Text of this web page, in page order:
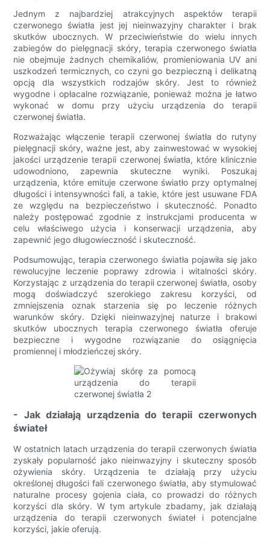
Jednym z najbardziej atrakcyjnych aspektów terapii
czerwonego światła jest jej nieinwazyjny charakter i brak
skutków ubocznych. W przeciwieństwie do wielu innych
zabiegów do pielęgnacji skóry, terapia czerwonego światła
nie obejmuje żadnych chemikaliów, promieniowania UV ani
uszkodzeń termicznych, co czyni go bezpieczną i delikatną
opcją dla wszystkich rodzajów skóry. Jest to również
wygodne i opłacalne rozwiązanie, ponieważ można je łatwo
wykonać w domu przy użyciu urządzenia do terapii
czerwonej światła.
Rozważając włączenie terapii czerwonej światła do rutyny
pielęgnacji skóry, ważne jest, aby zainwestować w wysokiej
jakości urządzenie terapii czerwonej światła, które klinicznie
udowodniono, zapewnia skuteczne wyniki. Poszukaj
urządzenia, które emituje czerwone światło przy optymalnej
długości i intensywności fali, a takie, które jest usuwane FDA
ze względu na bezpieczeństwo i skuteczność. Ponadto
należy postępować zgodnie z instrukcjami producenta w
celu właściwego użycia i konserwacji urządzenia, aby
zapewnić jego długowieczność i skuteczność.
Podsumowując, terapia czerwonego światła pojawiła się jako
rewolucyjne leczenie poprawy zdrowia i witalności skóry.
Korzystając z urządzenia do terapii czerwonej światła, osoby
mogą doświadczyć szerokiego zakresu korzyści, od
zmniejszenia oznak starzenia się po leczenie różnych
warunków skóry. Dzięki nieinwazyjnej naturze i brakowi
skutków ubocznych terapia czerwonego światła oferuje
bezpieczne i wygodne rozwiązanie do osiągnięcia
promiennej i młodzieńczej skóry.
- Jak działają urządzenia do terapii czerwonych
świateł
W ostatnich latach urządzenia do terapii czerwonych światła
zyskały popularność jako nieinwazyjny i skuteczny sposób
ożywienia skóry. Urządzenia te działają przy użyciu
określonej długości fali czerwonego światła, aby stymulować
naturalne procesy gojenia ciała, co prowadzi do różnych
korzyści dla skóry. W tym artykule zbadamy, jak działają
urządzenia do terapii czerwonych świateł i potencjalne
korzyści, jakie oferują.